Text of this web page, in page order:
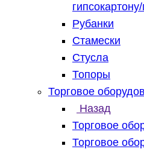
Рубанки
Стамески
Стусла
Топоры
Торговое
Назад
Торговое
Торговое